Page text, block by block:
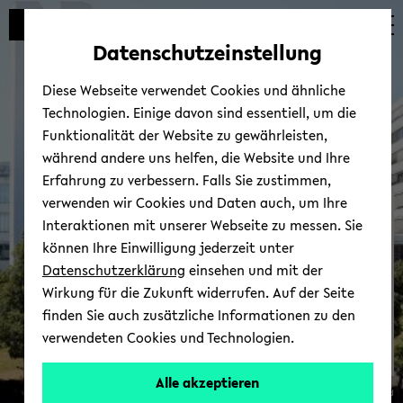
Automatische
vermeiden
zum
wechseln
zum
wechseln
zum
wechseln
Zen­tra­le An­lauf­stel­le Bar­
rie­re­frei
© Uni­ver­si­tät Bie­le­feld
Datenschutzeinstellung
Diese Webseite verwendet Cookies und ähnliche
Technologien. Einige davon sind essentiell, um die
Funktionalität der Website zu gewährleisten,
während andere uns helfen, die Website und Ihre
Erfahrung zu verbessern. Falls Sie zustimmen,
verwenden wir Cookies und Daten auch, um Ihre
Interaktionen mit unserer Webseite zu messen. Sie
können Ihre Einwilligung jederzeit unter
Datenschutzerklärung einsehen und mit der
Wirkung für die Zukunft widerrufen. Auf der Seite
finden Sie auch zusätzliche Informationen zu den
verwendeten Cookies und Technologien.
Alle akzeptieren